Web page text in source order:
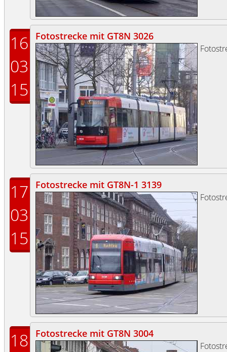
16
03
15
Fotostrecke mit GT8N 3026
17
03
15
Fotostrecke mit GT8N-1 3139
18
Fotostrecke mit GT8N 3004